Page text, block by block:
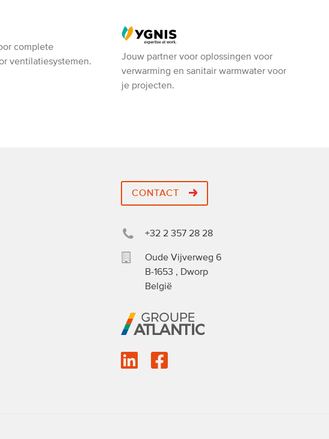
complete
ventilatiesystemen.
Ygnis
Jouw partner voor oplossingen voor
verwarming en sanitair warmwater voor
je projecten.
CONTACT
+32 2 357 28 28
Oude Vijverweg 6
B-1653 , Dworp
België